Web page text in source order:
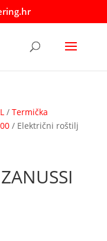
/ Termička
/ Električni roštilj